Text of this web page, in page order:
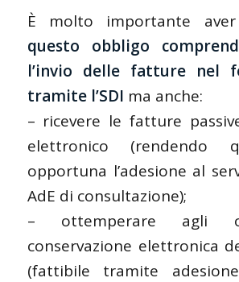
È molto importante
questo obbligo
l’invio delle fatture nel
tramite l’SDI ma anche:
– ricevere le fatture
elettronico (rendendo
opportuna l’adesione al
AdE di consultazione);
– ottemperare agli
conservazione elettronica
(fattibile tramite